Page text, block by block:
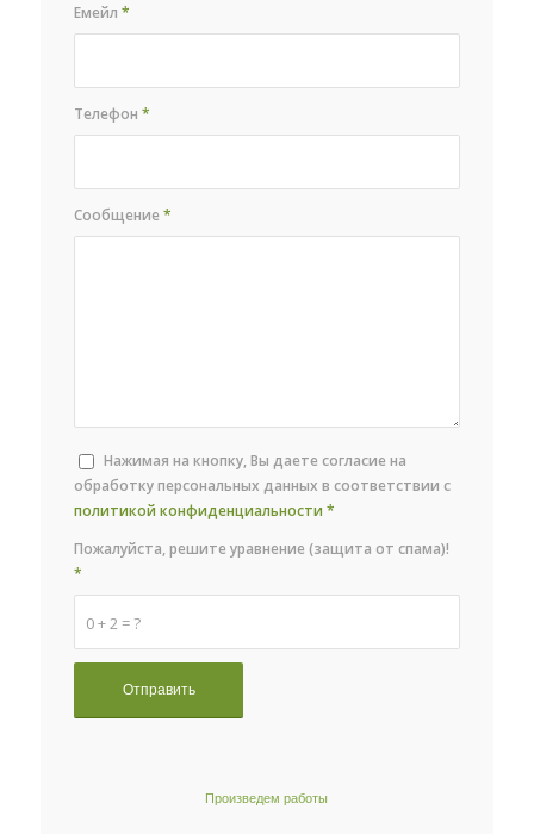
Емейл*
Телефон*
Сообщение*
Нажимая на кнопку, Вы даете согласие на
обработку персональных данных в соответствии с
политикой конфиденциальности *
0 + 2 = ?
Пожалуйста, решите уравнение (защита от спама)!
*
Произведем работы